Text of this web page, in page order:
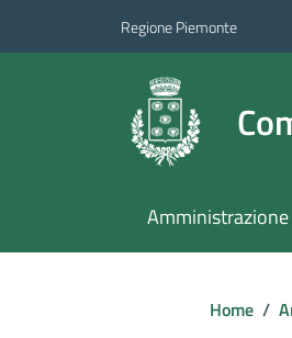
Regione Piemonte
Amministrazione
Home /